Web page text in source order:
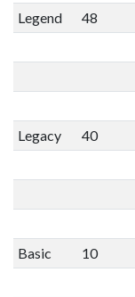
Legend 48
Legacy 40
Basic 10